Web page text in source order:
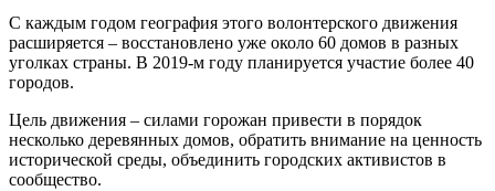
С каждым годом география этого волонтерского движения
расширяется – восстановлено уже около 60 домов в разных
уголках страны. В 2019-м году планируется участие более 40
городов.
Цель движения – силами горожан привести в порядок
несколько деревянных домов, обратить внимание на ценность
исторической среды, объединить городских активистов в
сообщество.